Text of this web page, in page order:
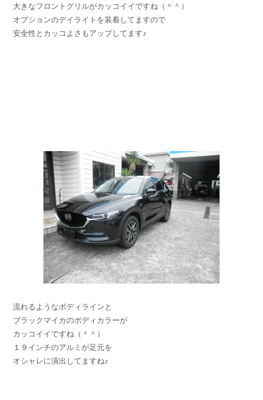
大きなフロントグリルがカッコイイですね（＾＾）
オプションのデイライトを装着してますので
安全性とカッコよさもアップしてます♪
流れるようなボディラインと
ブラックマイカのボディカラーが
カッコイイですね（＾＾）
１９インチのアルミが足元を
オシャレに演出してますね♪